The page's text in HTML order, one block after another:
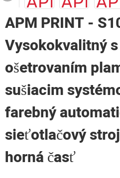
APM PRINT -
Vysokokvalitný
ošetrovaním
sušiacim
farebný
sieťotlačový
horná časť